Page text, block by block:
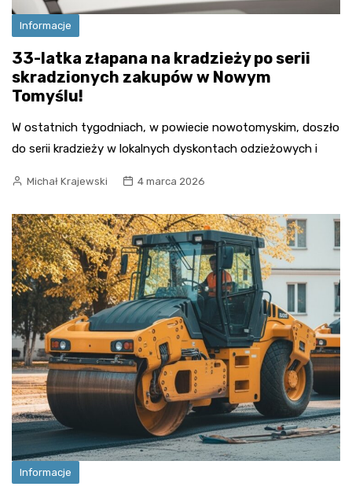
Informacje
33-latka złapana na kradzieży po serii
skradzionych zakupów w Nowym
Tomyślu!
W ostatnich tygodniach, w powiecie nowotomyskim, doszło
do serii kradzieży w lokalnych dyskontach odzieżowych i
Michał Krajewski 4 marca 2026
Informacje